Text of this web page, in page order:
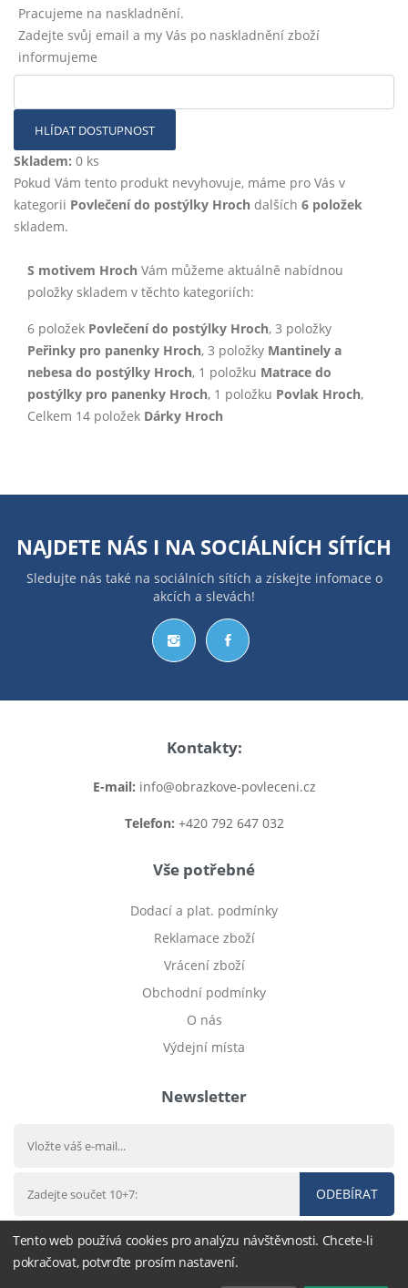
Pracujeme na naskladnění.
Zadejte svůj email a my Vás po naskladnění zboží
informujeme
HLÍDAT DOSTUPNOST
Skladem: 0 ks
Pokud Vám tento produkt nevyhovuje, máme pro Vás v
kategorii Povlečení do postýlky Hroch dalších 6 položek
skladem.
S motivem Hroch Vám můžeme aktuálně nabídnou
položky skladem v těchto kategoriích:
6 položek Povlečení do postýlky Hroch, 3 položky
Peřinky pro panenky Hroch, 3 položky Mantinely a
nebesa do postýlky Hroch, 1 položku Matrace do
postýlky pro panenky Hroch, 1 položku Povlak Hroch,
Celkem 14 položek Dárky Hroch
NAJDETE NÁS I NA SOCIÁLNÍCH SÍTÍCH
Sledujte nás také na sociálních sítích a získejte infomace o
akcích a slevách!
Kontakty:
E-mail: info@obrazkove-povleceni.cz
Telefon: +420 792 647 032
Vše potřebné
Dodací a plat. podmínky
Reklamace zboží
Vrácení zboží
Obchodní podmínky
O nás
Výdejní místa
Newsletter
ODEBÍRAT
Tento web používá cookies pro analýzu návštěvnosti. Chcete-li
pokračovat, potvrďte prosím nastavení.